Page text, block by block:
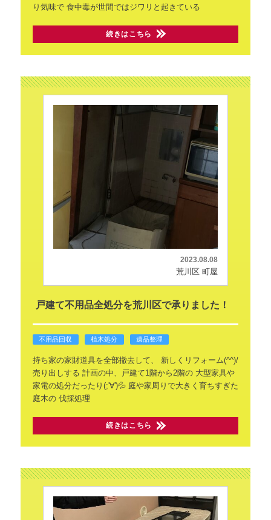
り気味で食中毒が世間ではジワリと起きている
続きはこちら
2023.08.08
荒川区 町屋
戸建て不用品全処分を荒川区で承りました！
不用品回収 植木処分 遺品整理
持ち家の家財道具を全部撤去して、
新しくリフォーム(^^)/
売り出しする 計画の中、戸建て1階から2階の大型家具や
家電の処分だったり(;'∀')💦 庭や家周りで大きく育ちすぎた
庭木の伐採処理
続きはこちら